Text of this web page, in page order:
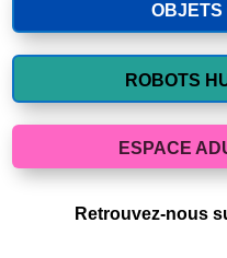
OBJETS
ROBOTS
ESPACE
Retrouvez-nous